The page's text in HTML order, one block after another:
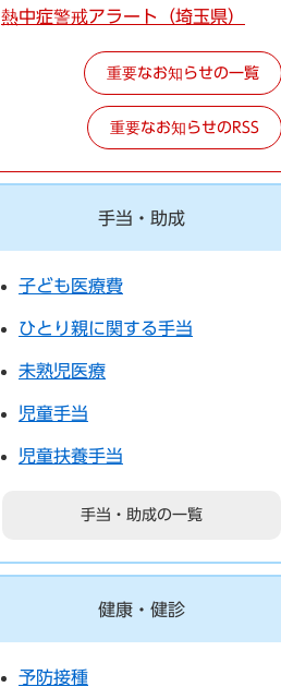
熱中症警戒アラート（埼玉県）
重要なお知らせの一覧
重要なお知らせのRSS
手当・助成
子ども医療費
ひとり親に関する手当
未熟児医療
児童手当
児童扶養手当
手当・助成の一覧
健康・健診
予防接種